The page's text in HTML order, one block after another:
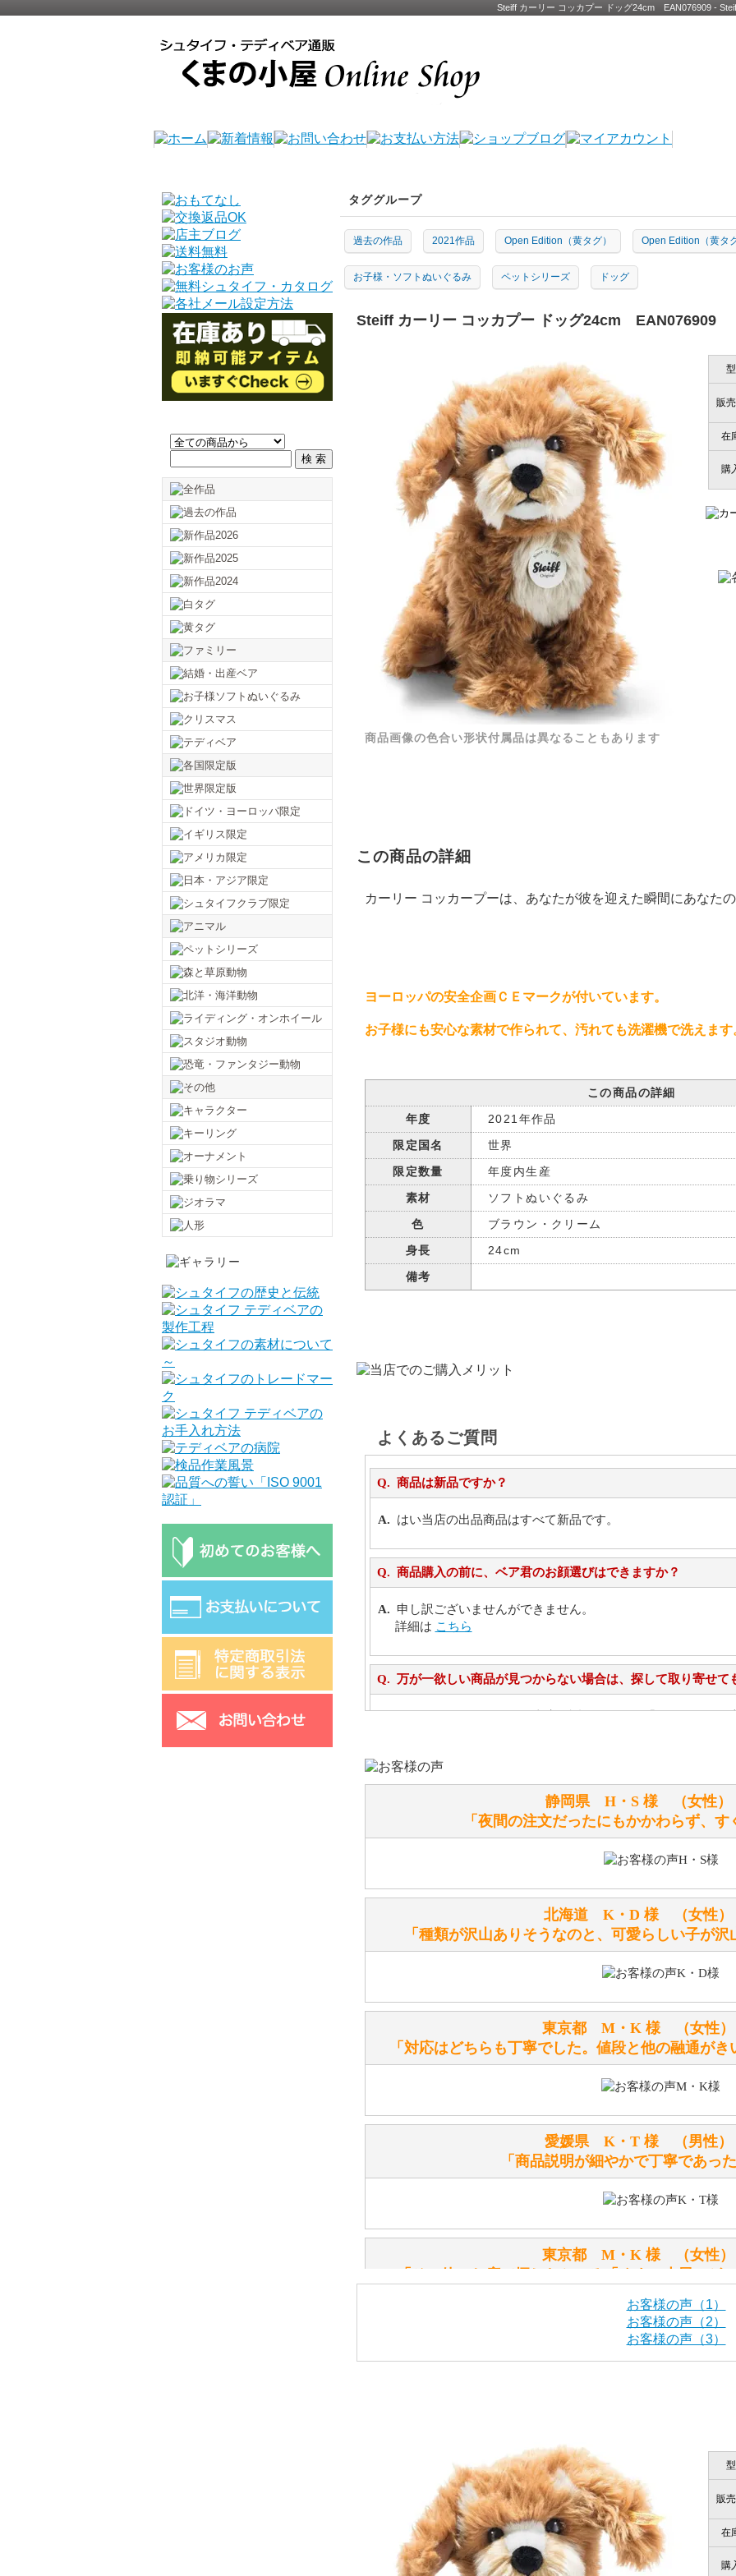
Steiff カーリー コッカプー ドッグ24cm EAN076909 -
タググループ
過去の作品 2021作品 Open Edition（黄タグ） Open Edition（黄タ
お子様・ソフトぬいぐるみ ペットシリーズ ドッグ
Steiff カーリー コッカプー ドッグ24cm EAN076909
商品画像の色合い形状付属品は異なることもあります
販
在
購
この商品の詳細
カーリー コッカープーは、あなたが彼を迎えた瞬間にあなた
ヨーロッパの安全企画ＣＥマークが付いています。
お子様にも安心な素材で作られて、汚れても洗濯機で洗えます
この商品の詳細
年度
2021年作品
限定国名
世界
限定数量
年度内生産
素材
ソフトぬいぐるみ
色
ブラウン・クリーム
身長
24cm
備考
よくあるご質問
商品は新品ですか？
はい当店の出品商品はすべて新品です。
商品購入の前に、ベア君のお顔選びはできますか？
申し訳ございませんができません。
詳細は こちら
万が一欲しい商品が見つからない場合は、探して取り寄せて
シュタイフのぬいぐるみは洗濯できますか？ ぬいぐるみの
洗濯できるのとできないのがあります。
こちらをご覧ください。
シリアルNO付きやクラブ限定などいろいろと意味があります
詳しくはこちらをご覧ください。
テディベアを横にすると音が鳴ります、なぜでしょうか？
シュタイフのテディベアには、鳴くタイプのテディベアがい
お腹の中にグロウラーという部品を内臓しています。
体をねかせたりおこしたりすると「グーグー」と鳴くタイプ
テディベアのお腹を押すと「キュッキュッ」と音が鳴ります
シュタイフのテディベアには、おなかを押すと「キュッキュ
シュタイフ社製品の実物を見ることはできますか？
当店はネット販売ですので実物をお見せすることができませ
商品は直接海外から届くのですか。受取の際、関税などはか
商品は全て当店へ入荷させたのち欠品を行いお客様宅へお届
関税はすべて当店にて処理しますのでお客様のご負担は一切
商品が届くまでにはどのくらいの期間がかかりますか？
静岡県 H・S 様 （女
「夜間の注文だったにもかかわらず、す
北海道 K・D 様 （女
「種類が沢山ありそうなのと、可愛らしい子が沢
東京都 M・K 様 （女
「対応はどちらも丁寧でした。値段と他の融通がき
愛媛県 K・T 様 （男
「商品説明が細やかで丁寧であっ
東京都 M・K 様 （女
千葉県 U・Y 様 （女
「ChatGPTを利用したところ「くまの小屋
お客様の声（1）
お客様の声（2）
お客様の声（3）
販
在
購